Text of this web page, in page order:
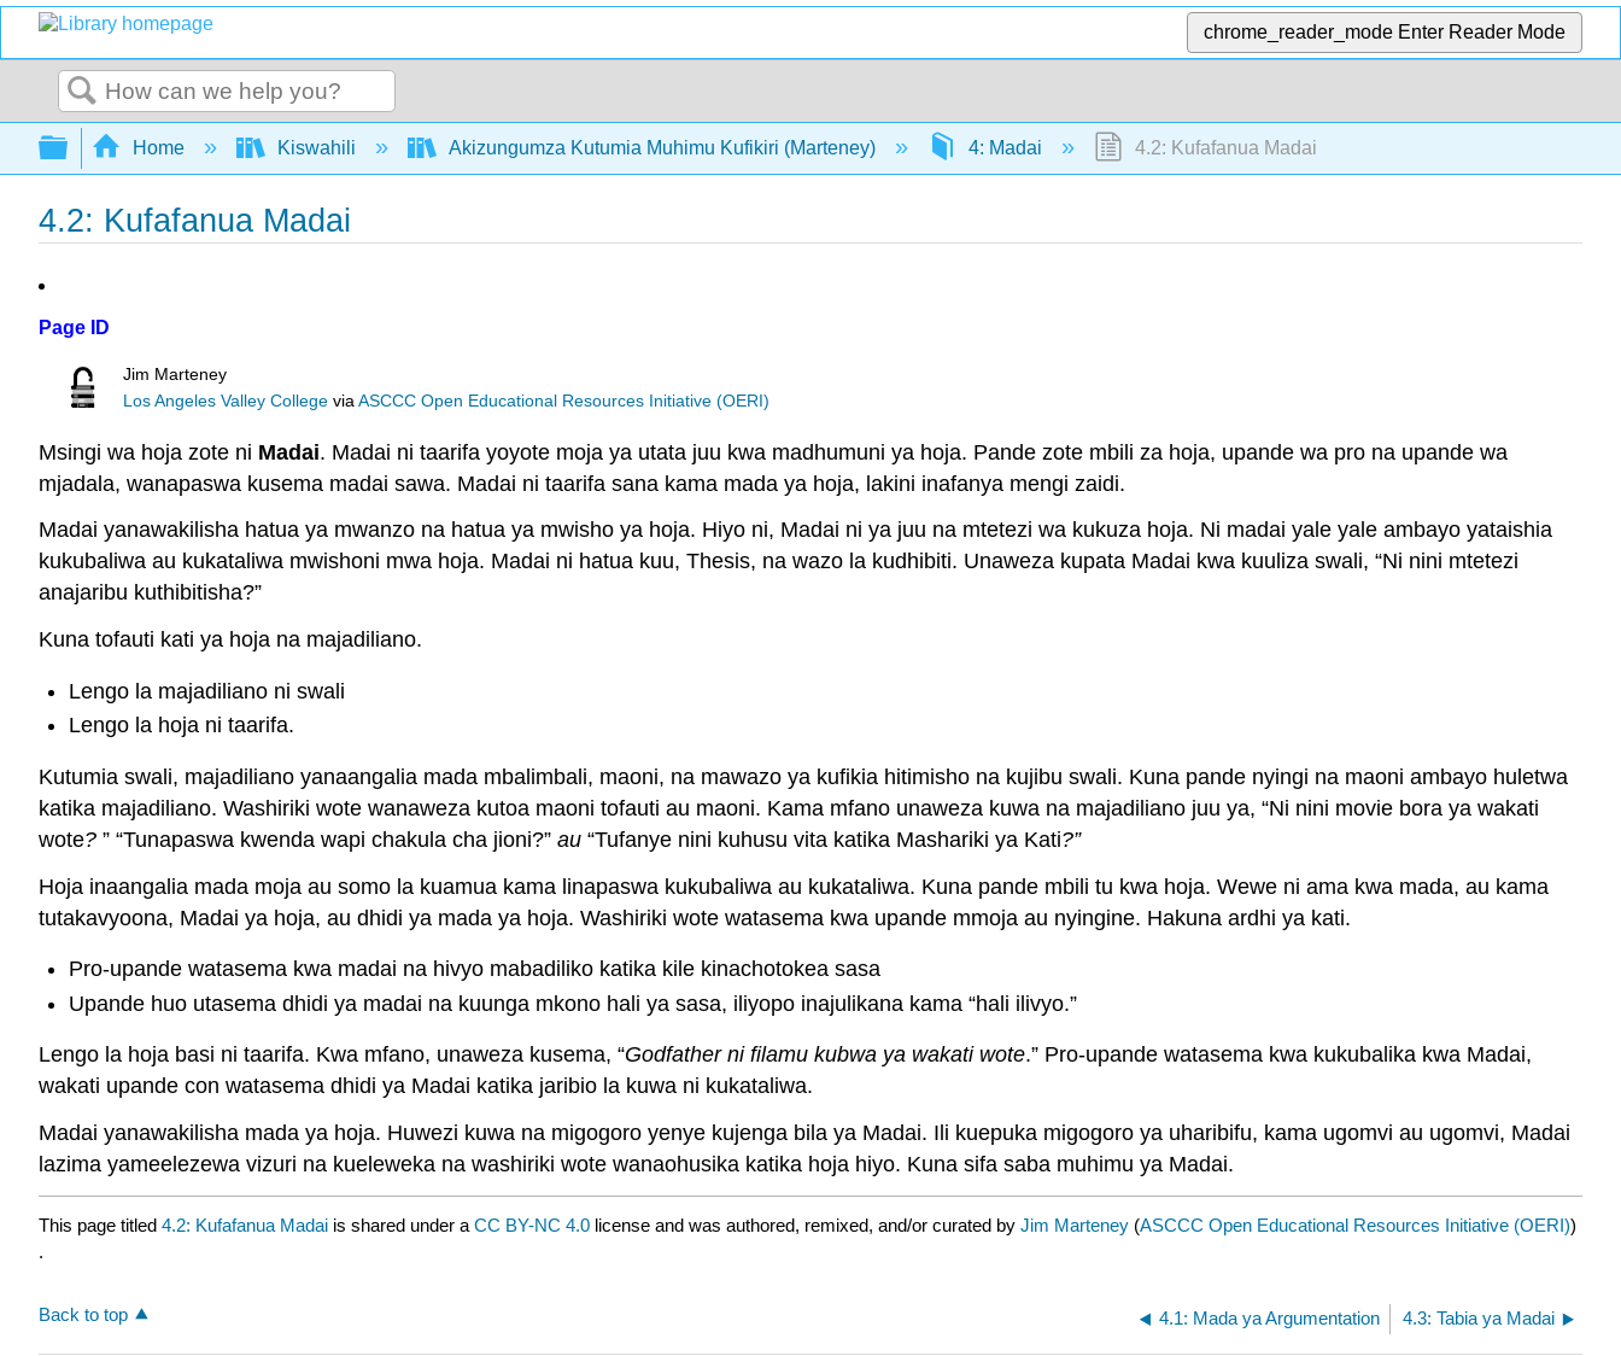
chrome_reader_mode Enter Reader Mode
Search
Expand/collapse global hierarchy
Home Kiswahili Akizungumza Kutumia Muhimu Kufikiri (Marteney) 4: Madai 4.2: Kufafanua Madai
4.2: Kufafanua Madai
Page ID
Jim Marteney
Los Angeles Valley College viaASCCC Open Educational Resources Initiative (OERI)
Msingi wa hoja zote ni Madai. Madai ni taarifa yoyote moja ya utata juu kwa madhumuni ya hoja. Pande zote mbili za hoja, upande wa pro na upande wa
mjadala, wanapaswa kusema madai sawa. Madai ni taarifa sana kama mada ya hoja, lakini inafanya mengi zaidi.
Madai yanawakilisha hatua ya mwanzo na hatua ya mwisho ya hoja. Hiyo ni, Madai ni ya juu na mtetezi wa kukuza hoja. Ni madai yale yale ambayo yataishia
kukubaliwa au kukataliwa mwishoni mwa hoja. Madai ni hatua kuu, Thesis, na wazo la kudhibiti. Unaweza kupata Madai kwa kuuliza swali, “Ni nini mtetezi
anajaribu kuthibitisha?”
Kuna tofauti kati ya hoja na majadiliano.
Lengo la majadiliano ni swali
Lengo la hoja ni taarifa.
Kutumia swali, majadiliano yanaangalia mada mbalimbali, maoni, na mawazo ya kufikia hitimisho na kujibu swali. Kuna pande nyingi na maoni ambayo huletwa
katika majadiliano. Washiriki wote wanaweza kutoa maoni tofauti au maoni. Kama mfano unaweza kuwa na majadiliano juu ya, “Ni nini movie bora ya wakati
wote? ” “Tunapaswa kwenda wapi chakula cha jioni?” au “Tufanye nini kuhusu vita katika Mashariki ya Kati?”
Hoja inaangalia mada moja au somo la kuamua kama linapaswa kukubaliwa au kukataliwa. Kuna pande mbili tu kwa hoja. Wewe ni ama kwa mada, au kama
tutakavyoona, Madai ya hoja, au dhidi ya mada ya hoja. Washiriki wote watasema kwa upande mmoja au nyingine. Hakuna ardhi ya kati.
Pro-upande watasema kwa madai na hivyo mabadiliko katika kile kinachotokea sasa
Upande huo utasema dhidi ya madai na kuunga mkono hali ya sasa, iliyopo inajulikana kama “hali ilivyo.”
Lengo la hoja basi ni taarifa. Kwa mfano, unaweza kusema, “Godfather ni filamu kubwa ya wakati wote.” Pro-upande watasema kwa kukubalika kwa Madai,
wakati upande con watasema dhidi ya Madai katika jaribio la kuwa ni kukataliwa.
Madai yanawakilisha mada ya hoja. Huwezi kuwa na migogoro yenye kujenga bila ya Madai. Ili kuepuka migogoro ya uharibifu, kama ugomvi au ugomvi, Madai
lazima yameelezewa vizuri na kueleweka na washiriki wote wanaohusika katika hoja hiyo. Kuna sifa saba muhimu ya Madai.
This page titled 4.2: Kufafanua Madai is shared under a CC BY-NC 4.0 license and was authored, remixed, and/or curated by Jim Marteney (ASCCC Open Educational Resources Initiative (OERI))
.
Back to top 4.1: Mada ya Argumentation 4.3: Tabia ya Madai